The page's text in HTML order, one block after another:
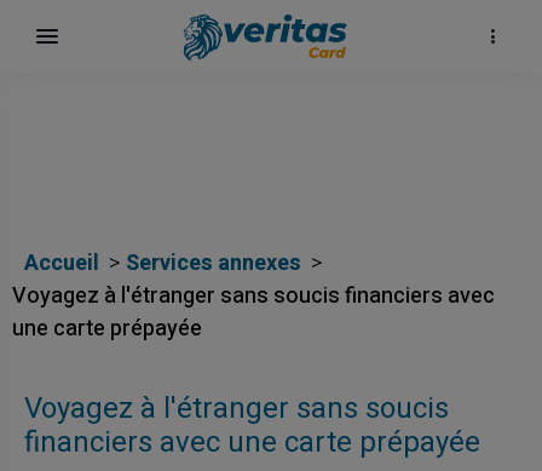
Accueil
Services annexes
Voyagez à l'étranger sans soucis financiers avec
une carte prépayée
Voyagez à l'étranger sans soucis
financiers avec une carte prépayée